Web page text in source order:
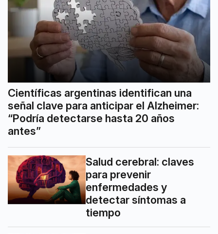
Científicas argentinas identifican una
señal clave para anticipar el Alzheimer:
“Podría detectarse hasta 20 años
antes”
Salud cerebral: claves
para prevenir
enfermedades y
detectar síntomas a
tiempo